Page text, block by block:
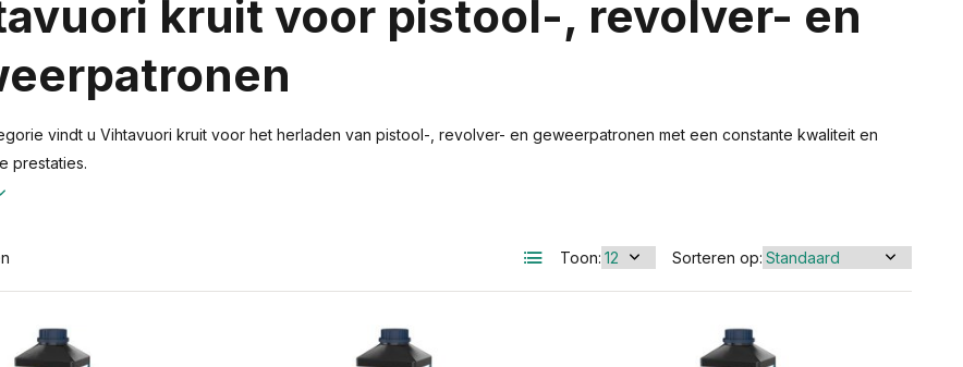
Account aanmaken
kruit voor pistool-, revolver- en
vindt u Vihtavuori kruit voor het herladen van pistool-, revolver- en geweerpatronen met een constante kwaliteit en
prestaties.
Toon: Sorteren op: